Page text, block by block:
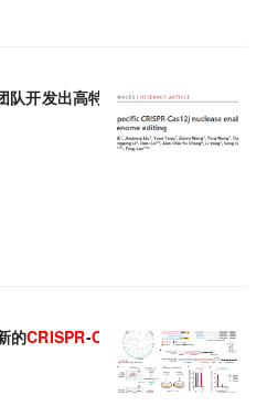
队开发出高特异性CRISPR-Cas12
的CRISPR-Cas 剪刀---CRISPR–